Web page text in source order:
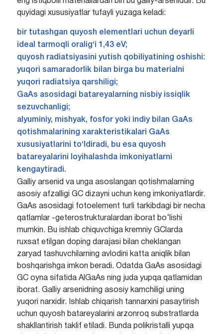
quyidagi xususiyatlar tufayli yuzaga keladi:
bir tutashgan quyosh elementlari uchun deyarli
ideal tarmoqli oralig‘i 1,43 eV;
quyosh radiatsiyasini yutish qobiliyatining oshishi:
yuqori samaradorlik bilan birga bu materialni
yuqori radiatsiya qarshiligi;
GaAs asosidagi batareyalarning nisbiy issiqlik
sezuvchanligi;
alyuminiy, mishyak, fosfor yoki indiy bilan GaAs
qotishmalarining xarakteristikalari GaAs
xususiyatlarini to‘ldiradi, bu esa quyosh
batareyalarini loyihalashda imkoniyatlarni
kengaytiradi.
Galliy arsenid va unga asoslangan qotishmalarning
asosiy afzalligi GC dizayni uchun keng imkoniyatlardir.
GaAs asosidagi fotoelement turli tarkibdagi bir necha
qatlamlar -geterostrukturalardan iborat bo‘lishi
mumkin. Bu ishlab chiquvchiga kremniy GClarda
ruxsat etilgan doping darajasi bilan cheklangan
zaryad tashuvchilarning avlodini katta aniqlik bilan
boshqarishga imkon beradi. Odatda GaAs asosidagi
GC oyna sifatida AlGaAs ning juda yupqa qatlamidan
iborat. Galliy arsenidning asosiy kamchiligi uning
yuqori narxidir. Ishlab chiqarish tannarxini pasaytirish
uchun quyosh batareyalarini arzonroq substratlarda
shakllantirish taklif etiladi. Bunda polikristalli yupqa